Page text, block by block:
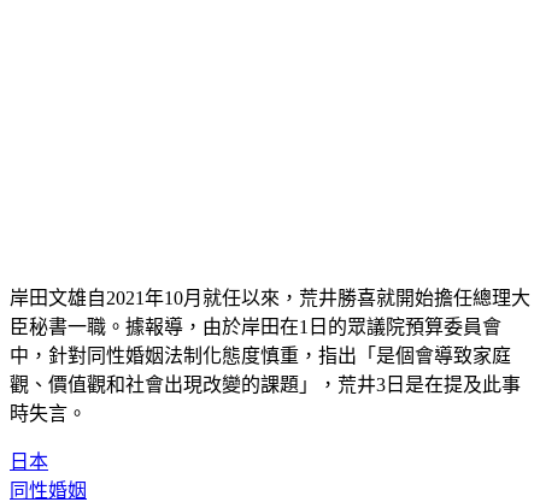
岸田文雄自2021年10月就任以來，荒井勝喜就開始擔任總理大
臣秘書一職。據報導，由於岸田在1日的眾議院預算委員會
中，針對同性婚姻法制化態度慎重，指出「是個會導致家庭
觀、價值觀和社會出現改變的課題」，荒井3日是在提及此事
時失言。
日本
同性婚姻